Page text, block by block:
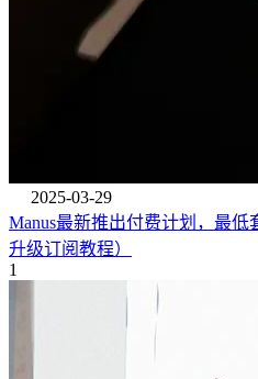
2025-03-29
Manus最新推出付费计划，最低
升级订阅教程）
1